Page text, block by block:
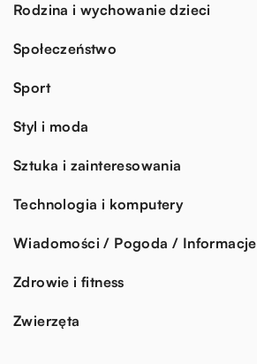
Rodzina i wychowanie dzieci
Społeczeństwo
Sport
Styl i moda
Sztuka i zainteresowania
Technologia i komputery
Wiadomości / Pogoda / Informacje
Zdrowie i fitness
Zwierzęta